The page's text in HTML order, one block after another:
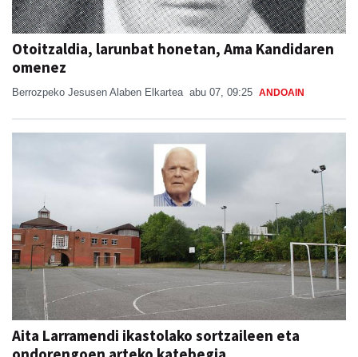
Otoitzaldia, larunbat honetan, Ama Kandidaren
omenez
Berrozpeko Jesusen Alaben Elkartea abu 07, 09:25
Aita Larramendi ikastolako sortzaileen eta
ondorengoen arteko katebegia
IN MEMORIAM